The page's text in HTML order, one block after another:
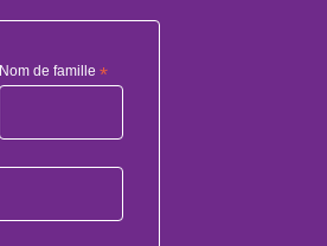
Nom de famille*